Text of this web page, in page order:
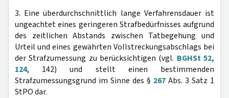
3. Eine überdurchschnittlich lange Verfahrensdauer ist
ungeachtet eines geringeren Strafbedürfnisses aufgrund
des zeitlichen Abstands zwischen Tatbegehung und
Urteil und eines gewährten Vollstreckungsabschlags bei
der Strafzumessung zu berücksichtigen (vgl. BGHSt 52,
124, 142) und stellt einen bestimmenden
Strafzumessungsgrund im Sinne des § 267 Abs. 3 Satz 1
StPO dar.